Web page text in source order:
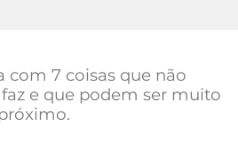
com 7 coisas que não
e que podem ser muito